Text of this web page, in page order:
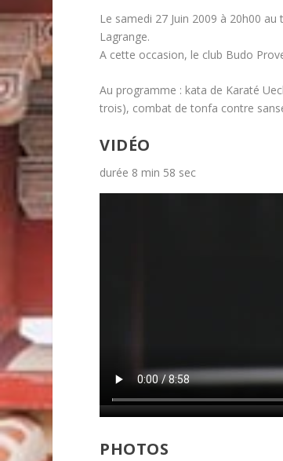
Le samedi 27 Juin 2009 à 20h00
Lagrange.
A cette occasion, le club Budo
Au programme : kata de Karaté
trois), combat de tonfa contre
VIDÉO
durée 8 min 58 sec
PHOTOS